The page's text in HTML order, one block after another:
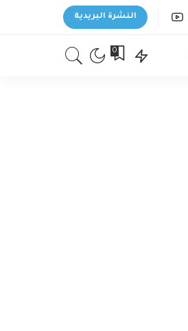
النشرة البريدية
0